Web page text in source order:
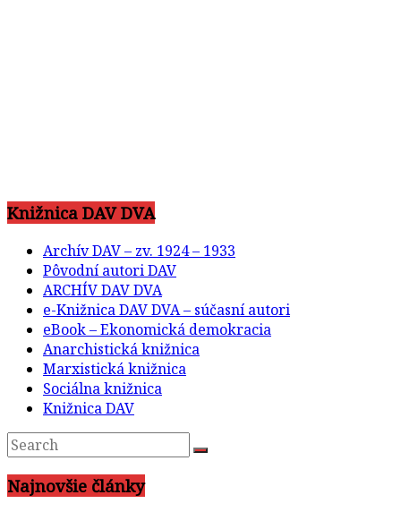
Knižnica DAV DVA
Archív DAV – zv. 1924 – 1933
Pôvodní autori DAV
ARCHÍV DAV DVA
e-Knižnica DAV DVA – súčasní autori
eBook – Ekonomická demokracia
Anarchistická knižnica
Marxistická knižnica
Sociálna knižnica
Knižnica DAV
Najnovšie články